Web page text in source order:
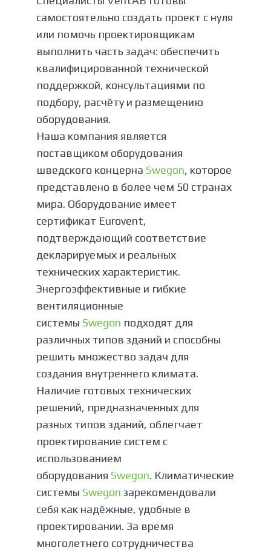
самостоятельно создать проект с нуля
или помочь проектировщикам
выполнить часть задач: обеспечить
квалифицированной технической
поддержкой, консультациями по
подбору, расчёту и размещению
оборудования.
Наша компания является
поставщиком оборудования
шведского концерна Swegon, которое
представлено в более чем 50 странах
мира. Оборудование имеет
сертификат Eurovent,
подтверждающий соответствие
декларируемых и реальных
технических характеристик.
Энергоэффективные и гибкие
вентиляционные
системы Swegon подходят для
различных типов зданий и способны
решить множество задач для
создания внутреннего климата.
Наличие готовых технических
решений, предназначенных для
разных типов зданий, облегчает
проектирование систем с
использованием
оборудования Swegon. Климатические
системы Swegon зарекомендовали
себя как надёжные, удобные в
проектировании. За время
многолетнего сотрудничества